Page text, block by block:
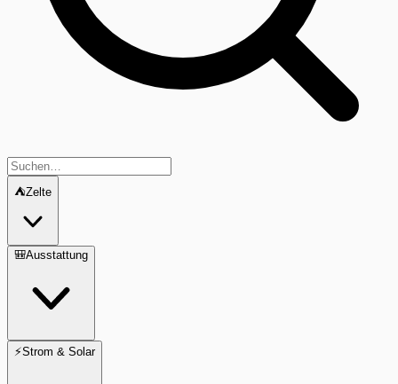
⛺Zelte
🎒Ausstattung
⚡Strom & Solar